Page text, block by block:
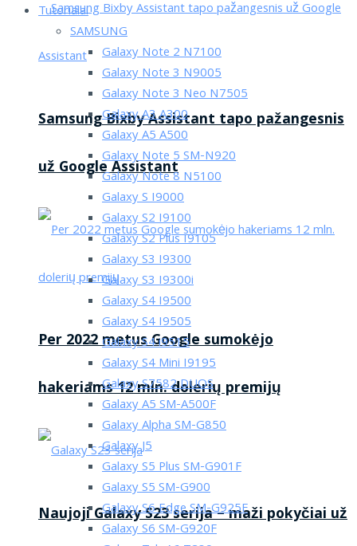
Samsung Bixby Assistant tapo pažangesnis
už Google Assistant
Per 2022 metus Google sumokėjo
hakeriams 12 mln. dolerių premijų
Naujoji Galaxy S23 serija – maži pokyčiai už
Tutorialai
SAMSUNG
Galaxy Note 2 N7100
Galaxy Note 3 N9005
Galaxy Note 3 Neo N7505
Galaxy A3 A300
Galaxy A5 A500
Galaxy Note 5 SM-N920
Galaxy Note 8 N5100
Galaxy S I9000
Galaxy S2 I9100
Galaxy S2 Plus I9105
Galaxy S3 I9300
Galaxy S3 I9300i
Galaxy S4 I9500
Galaxy S4 I9505
Galaxy S4 i9515
Galaxy S4 Mini I9195
Galaxy S7582 DUOS
Galaxy A5 SM-A500F
Galaxy Alpha SM-G850
Galaxy J5
Galaxy S5 Plus SM-G901F
Galaxy S5 SM-G900
Galaxy S6 Edge SM-G925F
Galaxy S6 SM-G920F